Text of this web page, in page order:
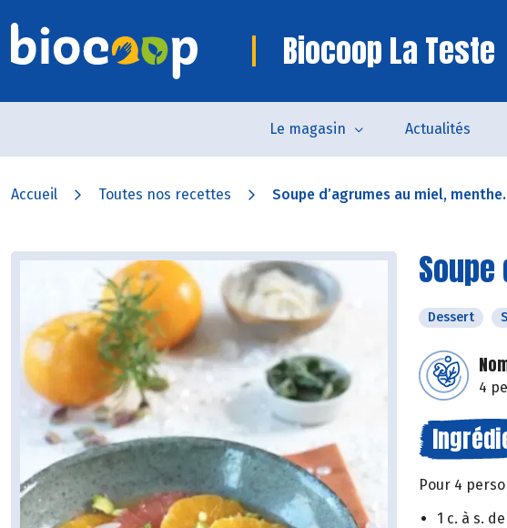
Biocoop La Teste
Le magasin Actualités
Accueil Toutes nos recettes Soupe d’agrumes au miel,
Dessert
4
Pour 4
1 c. à s.